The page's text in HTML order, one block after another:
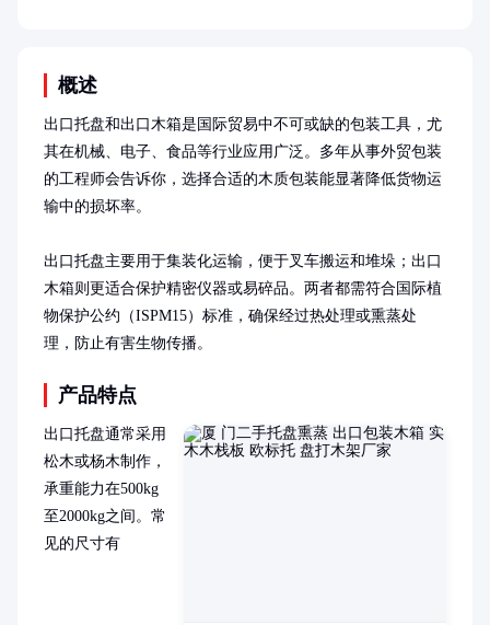
概述
出口托盘和出口木箱是国际贸易中不可或缺的包装工具，尤
其在机械、电子、食品等行业应用广泛。多年从事外贸包装
的工程师会告诉你，选择合适的木质包装能显著降低货物运
输中的损坏率。
出口托盘主要用于集装化运输，便于叉车搬运和堆垛；出口
木箱则更适合保护精密仪器或易碎品。两者都需符合国际植
物保护公约（ISPM15）标准，确保经过热处理或熏蒸处
理，防止有害生物传播。
产品特点
出口托盘通常采用
松木或杨木制作，
承重能力在500kg
至2000kg之间。常
见的尺寸有